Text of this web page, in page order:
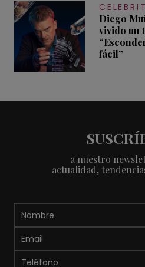
Diego
vivido un
fácil”
a nuestro
actualidad,